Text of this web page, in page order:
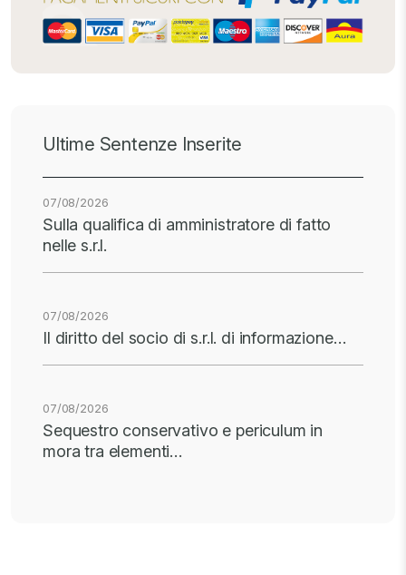
Ultime Sentenze Inserite
07/08/2026
Sulla qualifica di amministratore di fatto
nelle s.r.l.
07/08/2026
Il diritto del socio di s.r.l. di informazione…
07/08/2026
Sequestro conservativo e periculum in
mora tra elementi…